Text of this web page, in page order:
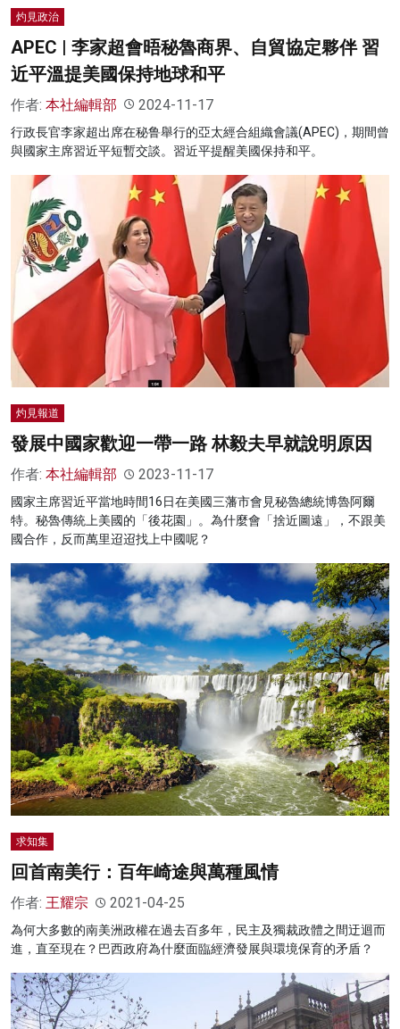
灼見政治
APEC | 李家超會晤秘魯商界、自貿協定夥伴 習
近平溫提美國保持地球和平
作者: 本社編輯部 2024-11-17
行政長官李家超出席在秘鲁舉行的亞太經合組織會議(APEC)，期間曾
與國家主席習近平短暫交談。習近平提醒美國保持和平。
灼見報道
發展中國家歡迎一帶一路 林毅夫早就說明原因
作者: 本社編輯部 2023-11-17
國家主席習近平當地時間16日在美國三藩市會見秘魯總統博魯阿爾
特。秘魯傳統上美國的「後花園」。為什麼會「捨近圖遠」，不跟美
國合作，反而萬里迢迢找上中國呢？
求知集
回首南美行：百年崎途與萬種風情
作者: 王耀宗 2021-04-25
為何大多數的南美洲政權在過去百多年，民主及獨裁政體之間迂迴而
進，直至現在？巴西政府為什麼面臨經濟發展與環境保育的矛盾？